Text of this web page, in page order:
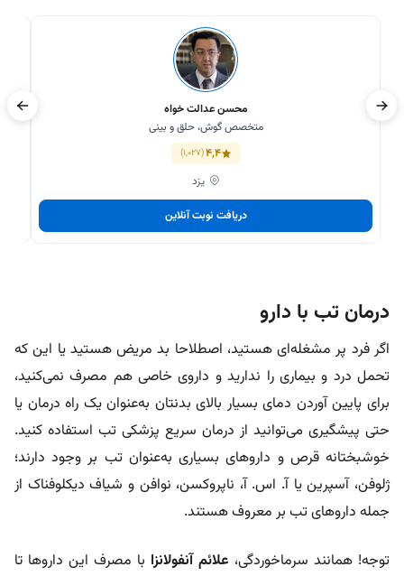
محسن عدالت خواه
متخصص گوش، حلق و بینی
4,4
(1,027)
یزد
دریافت نوبت آنلاین
درمان تب با دارو
اگر فرد پر مشغله‌ای هستید، اصطلاحا بد مریض هستید یا این که
تحمل درد و بیماری را ندارید و داروی خاصی هم مصرف نمی‌کنید،
برای پایین آوردن دمای بسیار بالای بدنتان به‌عنوان یک راه درمان یا
حتی پیشگیری می‌توانید از درمان سریع پزشکی تب استفاده کنید.
خوشبختانه قرص و داروهای بسیاری به‌عنوان تب بر وجود دارند؛
ژلوفن، آسپرین یا آ. اس. آ، ناپروکسن، نوافن و شیاف دیکلوفناک از
جمله داروهای تب بر معروف هستند.
توجه! همانند سرماخوردگی، علائم آنفولانزا با مصرف این داروها تا